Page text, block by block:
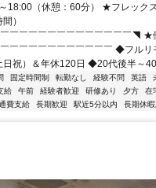
18:00（休憩：60分） ★フレック
）
￣￣￣￣￣￣￣￣￣￣￣￣￣◥ ★
￣￣￣￣￣￣￣￣￣￣￣ ◆フルリ
祝）＆年休120日 ◆20代後半～40
固定時間制 転勤なし 経験不問 英語
給 午前 経験者歓迎 研修あり 夕方
在
費支給 長期歓迎 駅近5分以内 長期休暇